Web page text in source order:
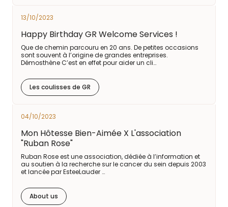
13/10/2023
Happy Birthday GR Welcome Services !
Que de chemin parcouru en 20 ans. De petites occasions
sont souvent à l’origine de grandes entreprises.
Démosthène C’est en effet pour aider un cli…
Les coulisses de GR
04/10/2023
Mon Hôtesse Bien-Aimée X L'association
"Ruban Rose"
Ruban Rose est une association, dédiée à l’information et
au soutien à la recherche sur le cancer du sein depuis 2003
et lancée par EsteeLauder …
About us